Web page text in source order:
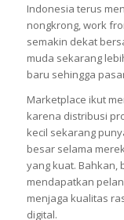
Indonesia terus
nongkrong, work
semakin dekat
muda sekarang
baru sehingga
Marketplace ikut
karena distribusi
kecil sekarang
besar selama
yang kuat. Bahkan,
mendapatkan
menjaga kualitas
digital.